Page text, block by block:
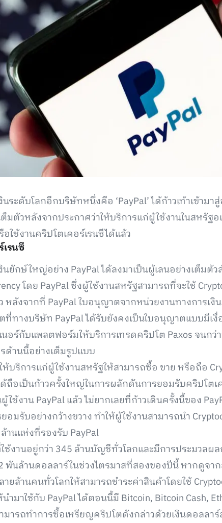
ระดับโลกอีกบริษัทหนึ่งคือ ‘PayPal’ ได้ก้าวเท้าเข้ามา
ต็มตัวหลังจากประกาศว่าให้บริการแก่ผู้ใช้งานในสหรัฐอ
ใช้งานคริปโตเคอร์เรนซีได้แล้ว
รนซี
ยักษ์ใหญ่อย่าง PayPal ได้ลงมาเป็นผู้เลนอย่างเต็มตัว
โดย PayPal ซึ่งผู้ใช้งานสหรัฐสามารถที่จะใช้
หลังจากที่ PayPal ใบอนุญาตจากหน่วยงานทางการเงิ
ที่ทางบริษัท PayPal ได้รับยังคงเป็นใบอนุญาตแบบมีเ
นอร์กับแพลตฟอร์มให้บริการเทรดคริปโต Paxos จนกว่
ด้านนี้อย่างเต็มรูปแบบ
ห้บริการแก่ผู้ใช้งานสหรัฐให้สามารถซื้อ ขาย หรือถือ
ถือเป็นก้าวครั้งใหญ่ในการผลักดันการยอมรับคริปโตเ
ใช้งาน PayPal แล้ว ไม่ยากเลยที่ก้าวเดินครั้งนี้ของ
มรับอย่างกว้างขวาง ทำให้ผู้ใช้งานสามารถนำ
านแห่งที่รองรับ PayPal
งานอยู่กว่า 345 ล้านบัญชีทั่วโลกและมีการประมวลผล
พันล้านดอลลาร์ในช่วงไตรมาสที่สองของปีนี้ หากดูจา
ล้านคนทั่วโลกให้สามารถชำระค่าสินค้าโดยใช้
มาใช้กับ PayPal ได้ตอนนี้มี Bitcoin, Bitcoin Cash,
มารถทำการซื้อเหรียญคริปโตดังกล่าวด้วยเงินดอลลา